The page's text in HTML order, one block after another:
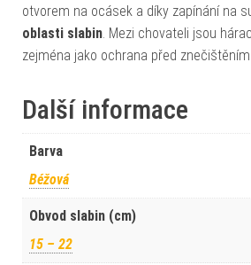
otvorem na ocásek a díky zapínání na
oblasti slabin. Mezi chovateli jsou
zejména jako ochrana před znečištěním.
Další informace
Barva
Béžová
Obvod slabin (cm)
15 – 22